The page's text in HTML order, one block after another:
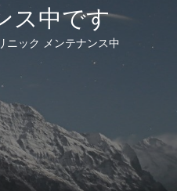
ス中です
ニック メンテナンス中